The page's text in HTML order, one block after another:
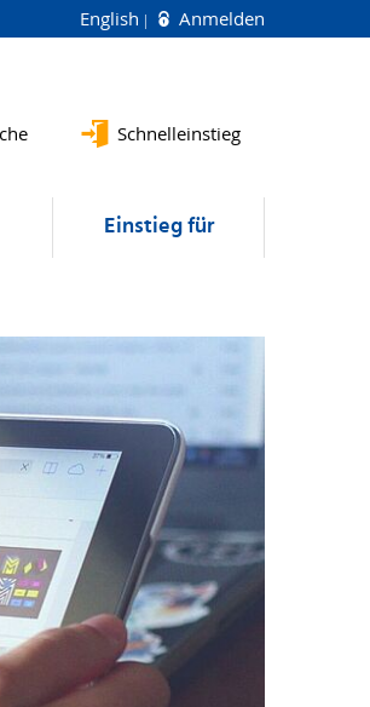
English Anmelden
Schnelleinstieg
Einstieg für